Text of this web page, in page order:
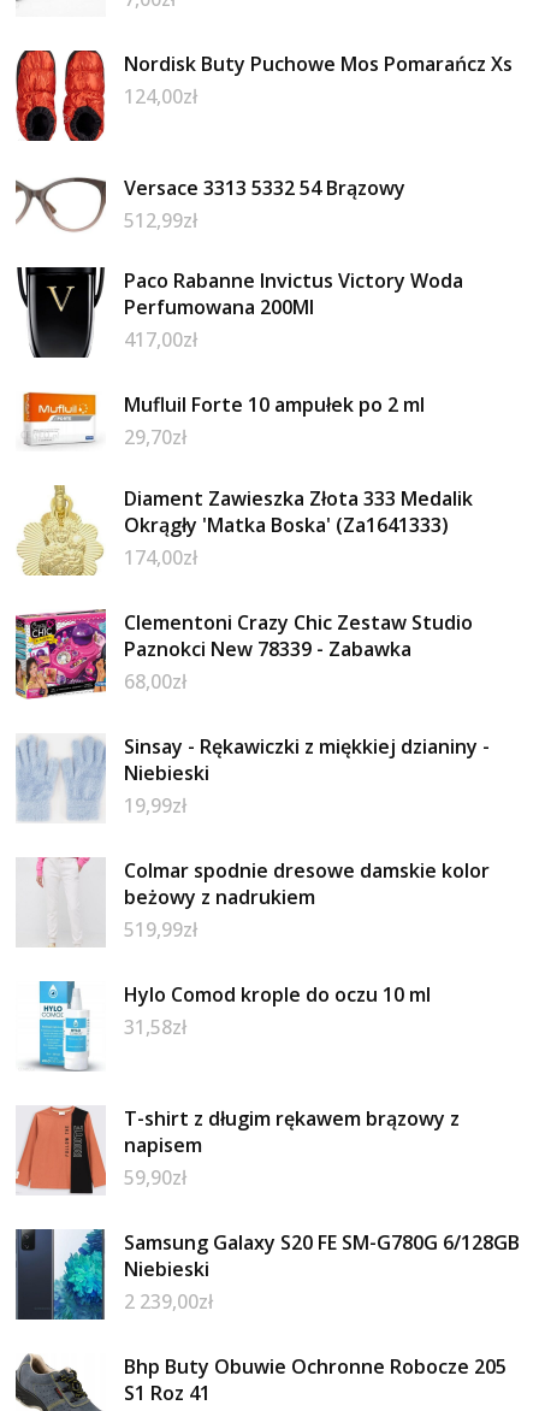
Nordisk Buty Puchowe Mos Pomarańcz Xs
124,00zł
Versace 3313 5332 54 Brązowy
512,99zł
Paco Rabanne Invictus Victory Woda
Perfumowana 200Ml
417,00zł
Mufluil Forte 10 ampułek po 2 ml
29,70zł
Diament Zawieszka Złota 333 Medalik
Okrągły 'Matka Boska' (Za1641333)
174,00zł
Clementoni Crazy Chic Zestaw Studio
Paznokci New 78339 - Zabawka
68,00zł
Sinsay - Rękawiczki z miękkiej dzianiny -
Niebieski
19,99zł
Colmar spodnie dresowe damskie kolor
beżowy z nadrukiem
519,99zł
Hylo Comod krople do oczu 10 ml
31,58zł
T-shirt z długim rękawem brązowy z
napisem
59,90zł
Samsung Galaxy S20 FE SM-G780G 6/128GB
Niebieski
2 239,00zł
Bhp Buty Obuwie Ochronne Robocze 205
S1 Roz 41